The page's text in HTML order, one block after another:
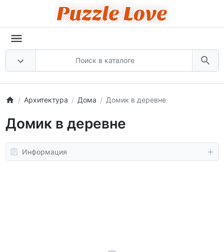
Архитектура Дома Домик в деревне
Домик в деревне
Информация